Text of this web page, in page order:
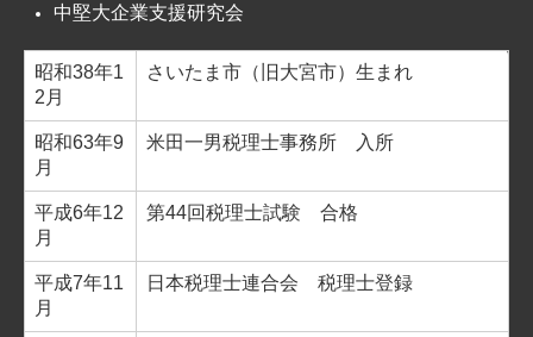
中堅大企業支援研究会
昭和38年1
2月
さいたま市（旧大宮市）生まれ
昭和63年9
月
米田一男税理士事務所 入所
平成6年12
月
第44回税理士試験 合格
平成7年11
月
日本税理士連合会 税理士登録